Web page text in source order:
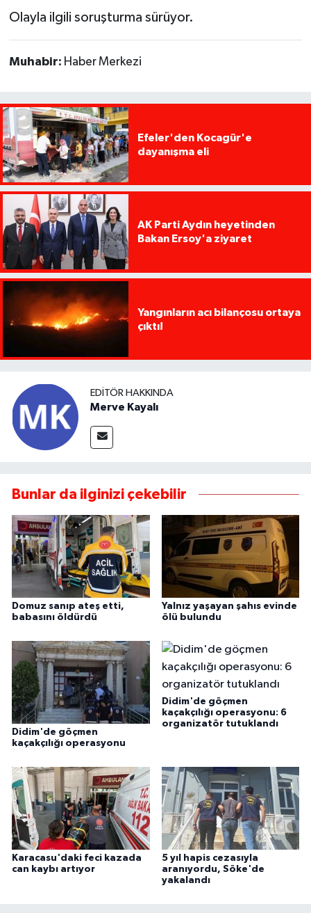
Olayla ilgili soruşturma sürüyor.
Muhabir: Haber Merkezi
Efeler'den Kocagür'e
dayanışma eli
AK Parti Aydın heyetinden
Bakan Ersoy'a ziyaret
Yangınların acı bilançosu ortaya
çıktı!
EDITÖR HAKKINDA
Merve Kayalı
Bunlar da ilginizi çekebilir
Domuz sanıp ateş etti,
babasını öldürdü
Yalnız yaşayan şahıs evinde
ölü bulundu
Didim'de göçmen
kaçakçılığı operasyonu
Didim'de göçmen
kaçakçılığı operasyonu: 6
organizatör tutuklandı
Karacasu'daki feci kazada
can kaybı artıyor
5 yıl hapis cezasıyla
aranıyordu, Söke'de
yakalandı